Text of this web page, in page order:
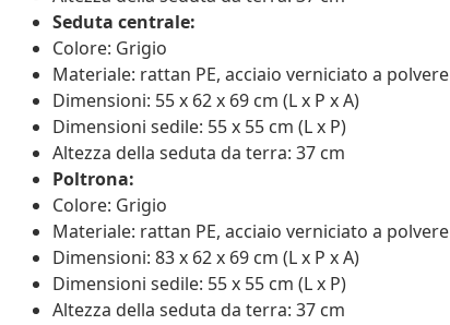
Seduta centrale:
Colore: Grigio
Materiale: rattan PE, acciaio verniciato a polvere
Dimensioni: 55 x 62 x 69 cm (L x P x A)
Dimensioni sedile: 55 x 55 cm (L x P)
Altezza della seduta da terra: 37 cm
Poltrona:
Colore: Grigio
Materiale: rattan PE, acciaio verniciato a polvere
Dimensioni: 83 x 62 x 69 cm (L x P x A)
Dimensioni sedile: 55 x 55 cm (L x P)
Altezza della seduta da terra: 37 cm